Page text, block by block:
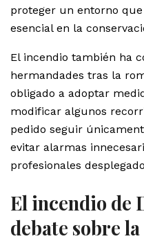
proteger un entorno
esencial en la
El incendio también ha
hermandades tras la
obligado a adoptar
modificar algunos
pedido seguir
evitar alarmas
profesionales
El incendio de
debate sobre